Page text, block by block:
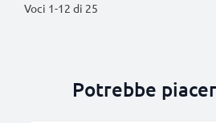
Voci 1-12 di 25
Potrebbe